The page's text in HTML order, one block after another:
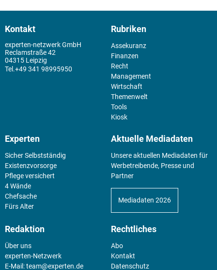
Kontakt
experten-netzwerk GmbH
Reclamstraße 42
04315 Leipzig
+49 341 98995950
Rubriken
Assekuranz
Finanzen
Recht
Management
Wirtschaft
Themenwelt
Tools
Kiosk
Experten
Sicher Selbstständig
Existenz­vorsorge
Pflege versichert
4 Wände
Chefsache
Fürs Alter
Aktuelle Mediadaten
Unsere aktuellen Mediadaten für
Werbetreibende, Presse und
Partner
Mediadaten 2026
Redaktion
Über uns
experten-Netzwerk
E-Mail:team@experten.de
Rechtliches
Abo
Kontakt
Datenschutz